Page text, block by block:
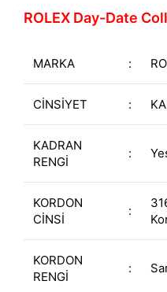
ROLEX Day-Date
MARKA :
CİNSİYET :
KADRAN
RENGİ
:
KORDON
CİNSİ
:
KORDON
RENGİ
: